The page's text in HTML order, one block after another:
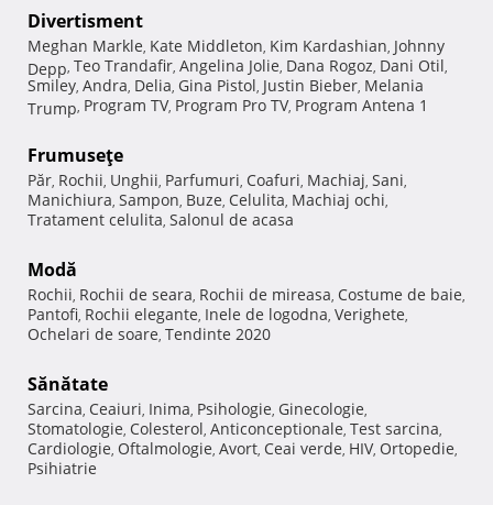
Divertisment
Meghan Markle, Kate Middleton, Kim Kardashian, Johnny
Depp, Teo Trandafir, Angelina Jolie, Dana Rogoz, Dani Otil,
Smiley, Andra, Delia, Gina Pistol, Justin Bieber, Melania
Trump, Program TV, Program Pro TV, Program Antena 1
Frumuseţe
Păr, Rochii, Unghii, Parfumuri, Coafuri, Machiaj, Sani,
Manichiura, Sampon, Buze, Celulita, Machiaj ochi,
Tratament celulita, Salonul de acasa
Modă
Rochii, Rochii de seara, Rochii de mireasa, Costume de baie,
Pantofi, Rochii elegante, Inele de logodna, Verighete,
Ochelari de soare, Tendinte 2020
Sănătate
Sarcina, Ceaiuri, Inima, Psihologie, Ginecologie,
Stomatologie, Colesterol, Anticonceptionale, Test sarcina,
Cardiologie, Oftalmologie, Avort, Ceai verde, HIV, Ortopedie,
Psihiatrie